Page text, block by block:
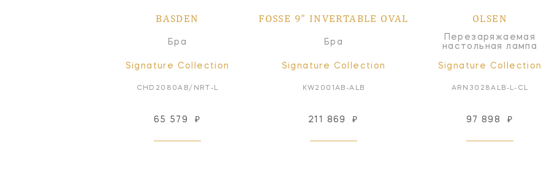
BASDEN
Бра
Signature Collection
CHD2080AB/NRT-L
65 579 ₽
FOSSE 9" INVERTABLE OVAL
Бра
Signature Collection
KW2001AB-ALB
211 869 ₽
OLSEN
Перезаряжаемая
настольная лампа
Signature Collection
ARN3028ALB-L-CL
97 898 ₽